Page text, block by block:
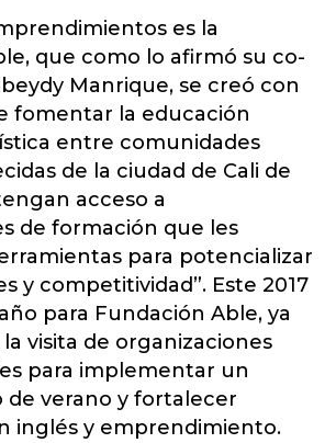
es la
que como lo afirmó su co-
Manrique, se creó con
fomentar la educación
entre comunidades
de la ciudad de Cali de
acceso a
de formación que les
para potencializar
y competitividad”. Este 2017
para Fundación Able, ya
visita de organizaciones
para implementar un
verano y fortalecer
inglés y emprendimiento.